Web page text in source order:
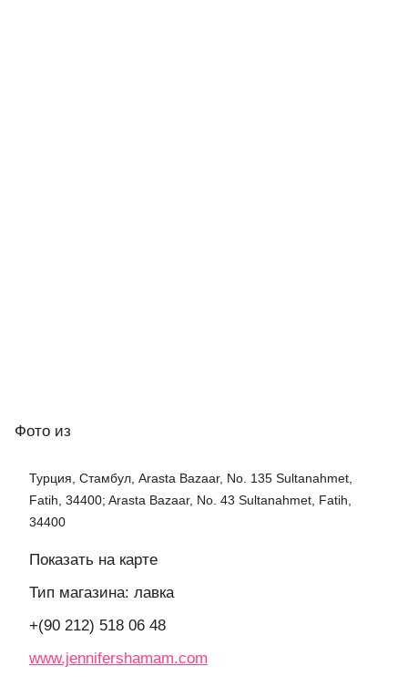
Фото из
Турция, Стамбул, Arasta Bazaar, No. 135 Sultanahmet,
Fatih, 34400; Arasta Bazaar, No. 43 Sultanahmet, Fatih,
34400
Показать на карте
Тип магазина: лавка
+(90 212) 518 06 48
www.jennifershamam.com